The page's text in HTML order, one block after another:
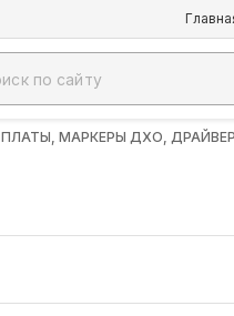
ПЛАТЫ, МАРКЕРЫ ДХО,